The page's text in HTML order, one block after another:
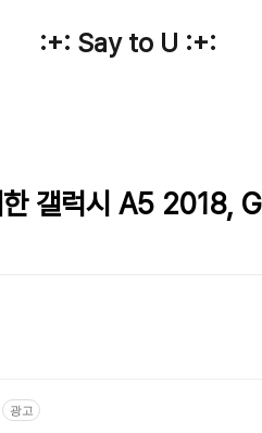
:+: Say to U :+:
갤럭시 A5 2018,
광고